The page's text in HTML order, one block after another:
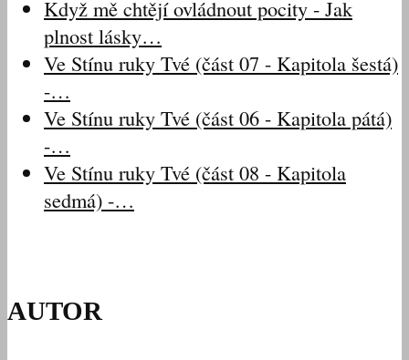
Když mě chtějí ovládnout pocity - Jak
plnost lásky…
Ve Stínu ruky Tvé (část 07 - Kapitola šestá)
-…
Ve Stínu ruky Tvé (část 06 - Kapitola pátá)
-…
Ve Stínu ruky Tvé (část 08 - Kapitola
sedmá) -…
AUTOR